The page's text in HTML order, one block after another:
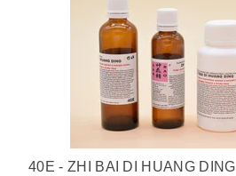
40E - ZHI BAI DI HUANG DING